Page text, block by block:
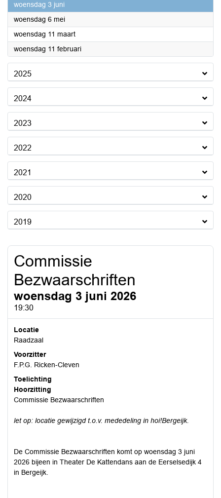
woensdag 3 juni
woensdag 6 mei2026
woensdag 11 maart2026
woensdag 11 februari2026
2025
2024
2023
2022
2021
2020
2019
Commissie
Bezwaarschriften
woensdag 3 juni 2026
19:30
Locatie
Raadzaal
Voorzitter
F.P.G. Ricken-Cleven
Toelichting
Hoorzitting
Commissie Bezwaarschriften
let op: locatie gewijzigd t.o.v. mededeling in hoi!Bergeijk.
De Commissie Bezwaarschriften komt op woensdag 3 juni
2026 bijeen in Theater De Kattendans aan de Eerselsedijk 4
in Bergeijk.